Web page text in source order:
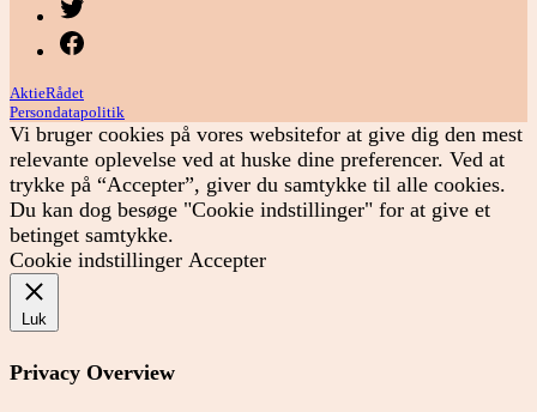
AktieRådet
Persondatapolitik
Vi bruger cookies på vores websitefor at give dig den mest
relevante oplevelse ved at huske dine preferencer. Ved at
trykke på “Accepter”, giver du samtykke til alle cookies.
Du kan dog besøge "Cookie indstillinger" for at give et
betinget samtykke.
Cookie indstillinger Accepter
Luk
Privacy Overview